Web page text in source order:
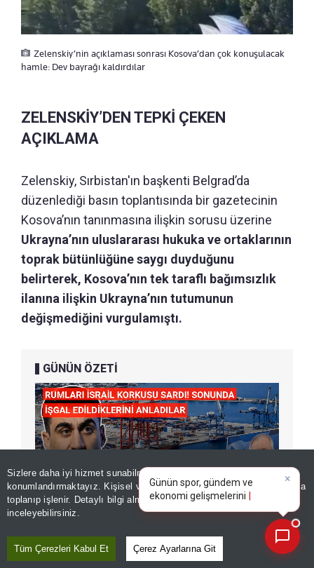
Sizlere daha iyi hizmet sunabilmek adına sitemizde
konumlandırmaktayız. Kişisel verileriniz, KVKK ve GDPR kapsamında
toplanıp işlenir. Detaylı bilgi almak içinAydınlatma Metnimizi
inceleyebilirsiniz.
Tüm Çerezleri Kabul Et Çerez Ayarlarına Git
Zelenskiy’nin açıklaması sonrası Kosova’dan çok konuşulacak
hamle: Dev bayrağı kaldırdılar
ZELENSKİY’DEN TEPKİ ÇEKEN
AÇIKLAMA
Zelenskiy, Sırbistan'ın başkenti Belgrad’da
düzenlediği basın toplantısında bir gazetecinin
Kosova’nın tanınmasına ilişkin sorusu üzerine
Ukrayna’nın uluslararası hukuka ve ortaklarının
toprak bütünlüğüne saygı duyduğunu
belirterek, Kosova’nın tek taraflı bağımsızlık
ilanına ilişkin Ukrayna’nın tutumunun
değişmediğini vurgulamıştı.
GÜNÜN ÖZETİ
×
Günün spor, gündem ve
ekonomi gelişmelerini analiz
edin!